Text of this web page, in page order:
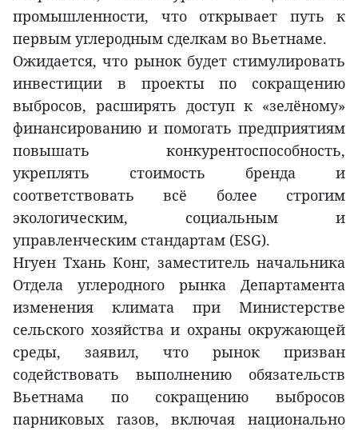
промышленности, что открывает путь к
первым углеродным сделкам во Вьетнаме.
Ожидается, что рынок будет стимулировать
инвестиции в проекты по сокращению
выбросов, расширять доступ к «зелёному»
финансированию и помогать предприятиям
повышать конкурентоспособность,
укреплять стоимость бренда и
соответствовать всё более строгим
экологическим, социальным и
управленческим стандартам (ESG).
Нгуен Тхань Конг, заместитель начальника
Отдела углеродного рынка Департамента
изменения климата при Министерстве
сельского хозяйства и охраны окружающей
среды, заявил, что рынок призван
содействовать выполнению обязательств
Вьетнама по сокращению выбросов
парниковых газов, включая национально